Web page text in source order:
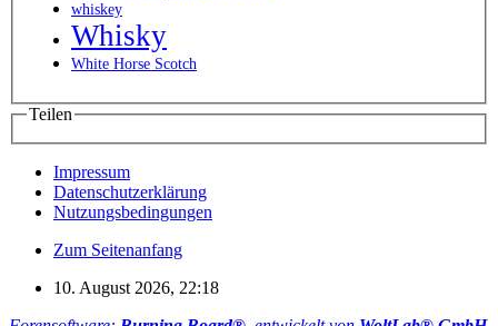
whiskey
Whisky
White Horse Scotch
Teilen
Impressum
Datenschutzerklärung
Nutzungsbedingungen
Zum Seitenanfang
10. August 2026, 22:18